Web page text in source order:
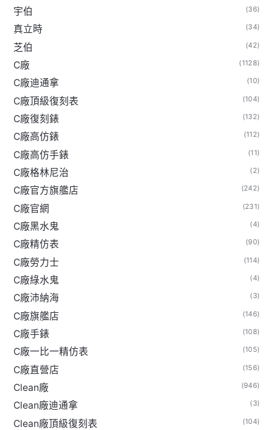
宇伯 (36)
真立時 (34)
芝伯 (42)
C廠 (1128)
C廠迪通拿 (10)
C廠頂級復刻表 (104)
C廠復刻錶 (132)
C廠高仿錶 (112)
C廠高仿手錶 (11)
C廠格林尼治 (2)
C廠官方旗艦店 (242)
C廠官網 (231)
C廠黑水鬼 (4)
C廠精仿表 (90)
C廠勞力士 (114)
C廠綠水鬼 (4)
C廠沛納海 (3)
C廠旗艦店 (146)
C廠手錶 (108)
C廠一比一精仿表 (105)
C廠直營店 (156)
Clean廠 (946)
Clean廠迪通拿 (3)
Clean廠頂級復刻表 (104)